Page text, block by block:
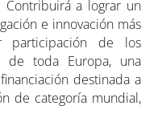
Contribuirá a lograr un
e innovación más
participación de los
de toda Europa, una
destinada a
de categoría mundial,